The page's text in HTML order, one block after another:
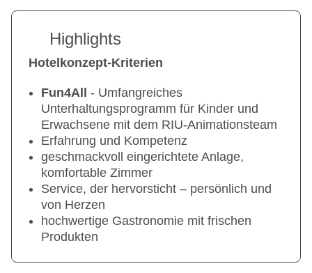
Highlights
Hotelkonzept-Kriterien
Fun4All - Umfangreiches
Unterhaltungsprogramm für Kinder und
Erwachsene mit dem RIU-Animationsteam
Erfahrung und Kompetenz
geschmackvoll eingerichtete Anlage,
komfortable Zimmer
Service, der hervorsticht – persönlich und
von Herzen
hochwertige Gastronomie mit frischen
Produkten